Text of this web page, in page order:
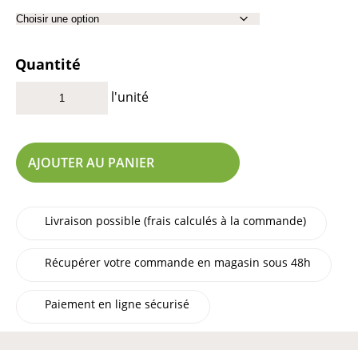
Quantité
l'unité
AJOUTER AU PANIER
Livraison possible (frais calculés à la commande)
Récupérer votre commande en magasin sous 48h
Paiement en ligne sécurisé